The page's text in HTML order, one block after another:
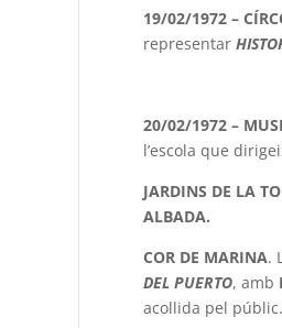
19/02/1972 –
representar
20/02/1972 –
l’escola que
JARDINS DE LA
ALBADA.
COR DE MARINA.
DEL PUERTO, amb
acollida pel públic.